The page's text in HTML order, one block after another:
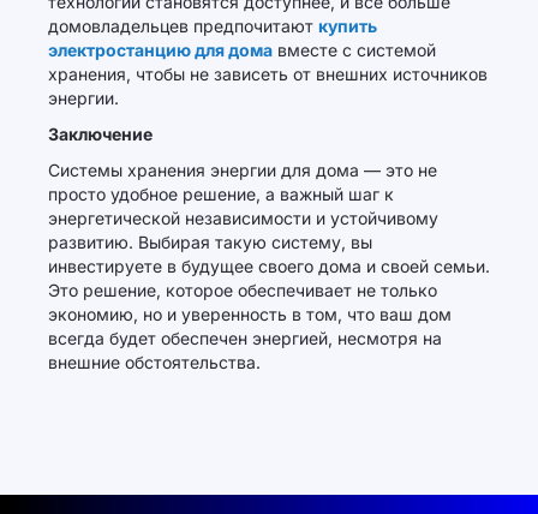
домовладельцев предпочитают купить
электростанцию для дома вместе с системой
хранения, чтобы не зависеть от внешних источников
энергии.
Заключение
Системы хранения энергии для дома — это не
просто удобное решение, а важный шаг к
энергетической независимости и устойчивому
развитию. Выбирая такую систему, вы
инвестируете в будущее своего дома и своей семьи.
Это решение, которое обеспечивает не только
экономию, но и уверенность в том, что ваш дом
всегда будет обеспечен энергией, несмотря на
внешние обстоятельства.